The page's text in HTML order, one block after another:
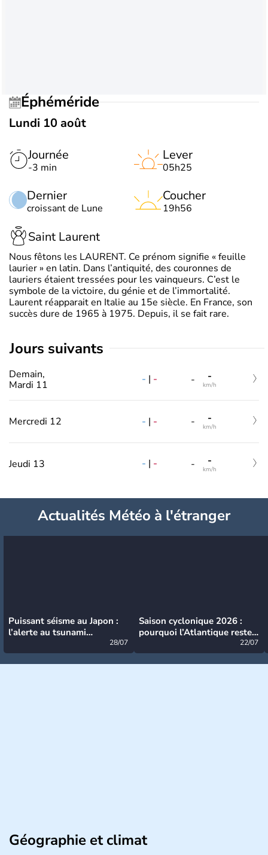
Éphéméride
Lundi 10 août
Journée
-3 min
Dernier
croissant de Lune
Lever
05h25
Coucher
19h56
Saint Laurent
Nous fêtons les LAURENT. Ce prénom signifie « feuille
laurier » en latin. Dans l’antiquité, des couronnes de
lauriers étaient tressées pour les vainqueurs. C’est le
symbole de la victoire, du génie et de l’immortalité.
Laurent réapparait en Italie au 15e siècle. En France, son
succès dure de 1965 à 1975. Depuis, il se fait rare.
jours suivants
Demain,
Mardi 11
- | - - -
km/h
Mercredi 12 - | - - -
km/h
Jeudi 13 - | - - -
km/h
Actualités Météo à l'étranger
Puissant séisme au Japon :
l’alerte au tsunami
28/07
Saison cyclonique 2026 :
pourquoi l’Atlantique reste
22/07
Géographie et climat